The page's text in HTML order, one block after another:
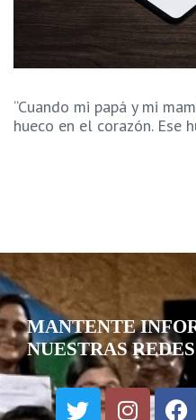
“Cuando mi papá y mi
hueco en el corazón. Ese
MANTENTE
NUESTRAS REDES